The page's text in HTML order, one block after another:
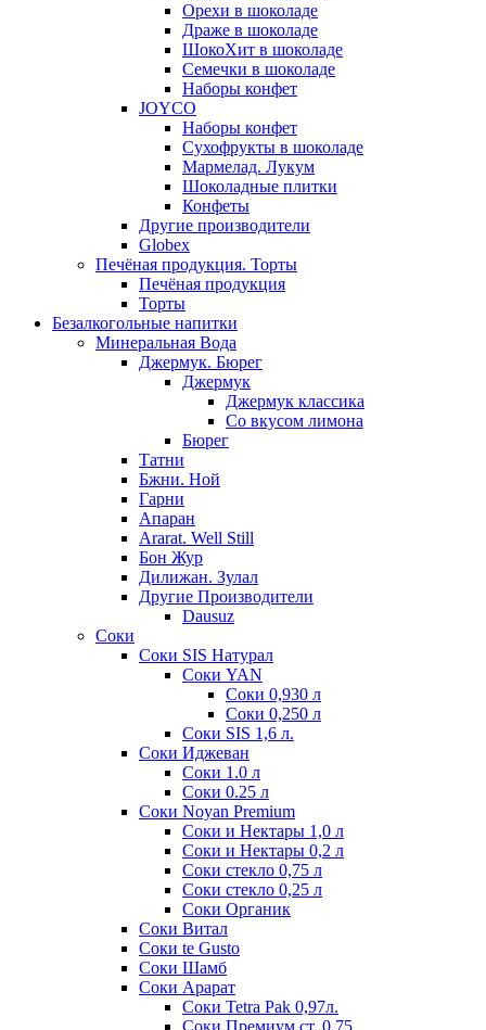
Орехи в шоколаде
Драже в шоколаде
ШокоХит в шоколаде
Семечки в шоколаде
Наборы конфет
JOYCO
Наборы конфет
Сухофрукты в шоколаде
Мармелад. Лукум
Шоколадные плитки
Конфеты
Другие производители
Globex
Печёная продукция. Торты
Печёная продукция
Торты
Безалкогольные напитки
Минеральная Вода
Джермук. Бюрег
Джермук
Джермук классика
Со вкусом лимона
Бюрег
Татни
Бжни. Ной
Гарни
Апаран
Ararat. Well Still
Бон Жур
Дилижан. Зулал
Другие Производители
Dausuz
Соки
Соки SIS Натурал
Соки YAN
Соки 0,930 л
Соки 0,250 л
Соки SIS 1,6 л.
Соки Иджеван
Соки 1.0 л
Соки 0.25 л
Соки Noyan Premium
Соки и Нектары 1,0 л
Соки и Нектары 0,2 л
Соки стекло 0,75 л
Соки стекло 0,25 л
Соки Органик
Соки Витал
Соки te Gusto
Соки Шамб
Соки Арарат
Соки Tetra Pak 0,97л.
Соки Премиум ст. 0,75